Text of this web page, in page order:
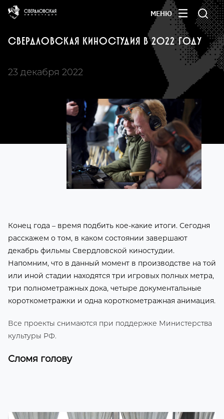
МЕНЮ
СВЕРДЛОВСКАЯ КИНОСТУДИЯ В 2022 ГОДУ
23 декабря 2022
Конец года – время подбить кое-какие итоги. Сегодня
расскажем о том, в каком состоянии завершают
декабрь фильмы Свердловской киностудии.
Напомним, что в данный момент в производстве на той
или иной стадии находятся три игровых полных метра,
три полнометражных дока, четыре документальные
короткометражки и одна короткометражная анимация.
Все проекты снимаются при поддержке Министерства
культуры РФ.
Сломя голову